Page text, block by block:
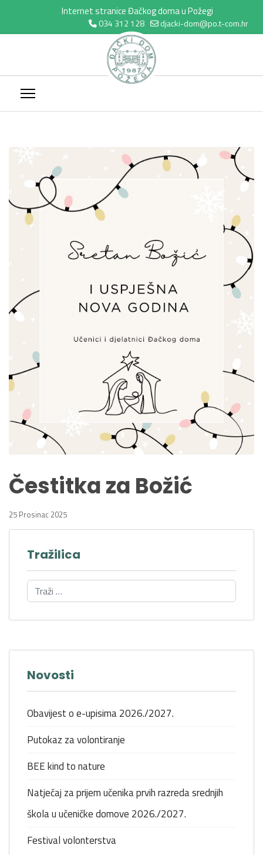
Internet stranice Đačkog doma u Požegi
034 312 128 djacki-dom@po.t-com.hr
Čestitka za Božić
25 Prosinac 2025
Tražilica
Novosti
Obavijest o e-upisima 2026./2027.
Putokaz za volontiranje
BEE kind to nature
Natječaj za prijem učenika prvih razreda srednjih
škola u učeničke domove 2026./2027.
Festival volonterstva